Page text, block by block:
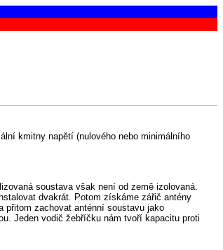
kmitny napětí (nulového nebo minimálního
soustava však není od země izolovaná.
dvakrát. Potom získáme zářič antény
přitom zachovat anténní soustavu jako
Jeden vodič žebříčku nám tvoří kapacitu proti